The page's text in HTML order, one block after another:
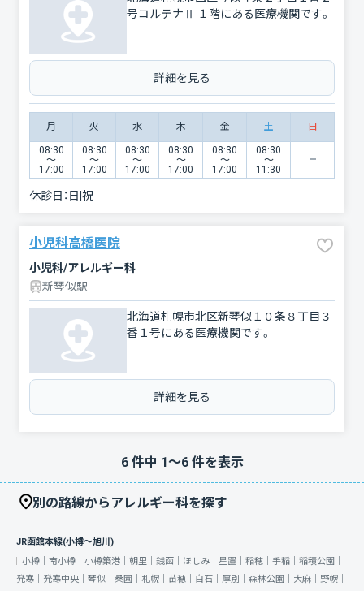
号コルテナⅡ １階にある医療機関です。
詳細を見る
月 火 水 木 金 土 日
08:30
〜
17:00
08:30
〜
17:00
08:30
〜
17:00
08:30
〜
17:00
08:30
〜
17:00
08:30
〜
11:30
休診日： 日|祝
小児科高橋医院
小児科/アレルギー科
新琴似駅
北海道札幌市北区新琴似１０条８丁目３
番１号にある医療機関です。
詳細を見る
6件中 1〜6件を表示
別の路線からアレルギー科を探す
JR函館本線(小樽～旭川)
小樽｜ 南小樽｜ 小樽築港｜ 朝里｜ 銭函｜ ほしみ｜ 星置｜ 稲穂｜ 手稲｜ 稲積公園｜
発寒｜ 発寒中央｜ 琴似｜ 桑園｜ 札幌｜ 苗穂｜ 白石｜ 厚別｜ 森林公園｜ 大麻｜ 野幌｜